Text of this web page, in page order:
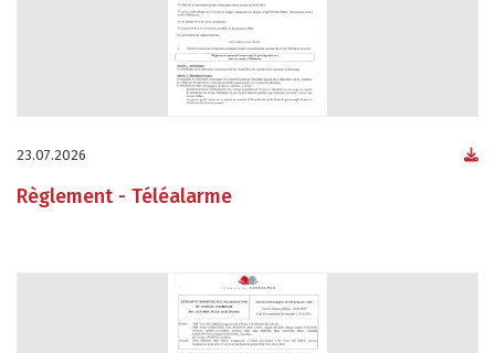
23.07.2026
Règlement - Téléalarme